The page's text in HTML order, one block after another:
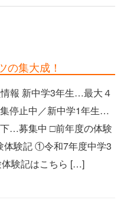
集大成！
報 新中学3年生…最大４
停止中／新中学1年生…
…募集中 □前年度の体験
体験記 ①令和7年度中学3
験記はこちら […]